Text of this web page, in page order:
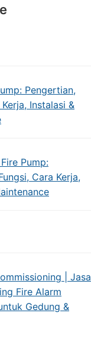
Pengertian,
Instalasi &
Pump:
Cara Kerja,
| Jasa
Fire Alarm
Gedung &